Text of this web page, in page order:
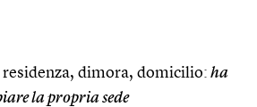
dimora, domicilio: ha
la propria sede